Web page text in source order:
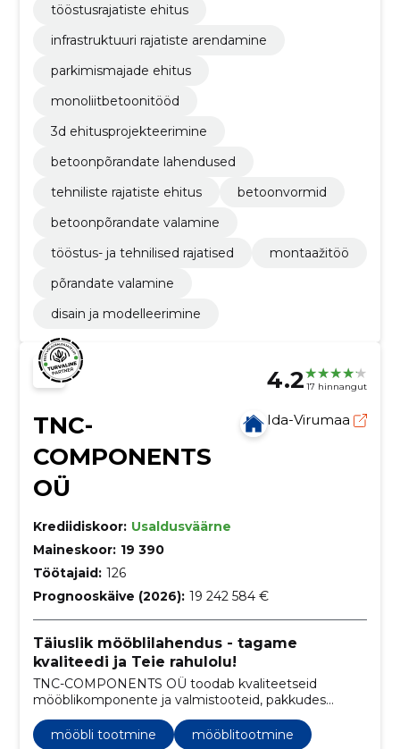
tööstusrajatiste ehitus
infrastruktuuri rajatiste arendamine
parkimismajade ehitus
monoliitbetoonitööd
3d ehitusprojekteerimine
betoonpõrandate lahendused
tehniliste rajatiste ehitus
betoonvormid
betoonpõrandate valamine
tööstus- ja tehnilised rajatised
montaažitöö
põrandate valamine
disain ja modelleerimine
4.2 17 hinnangut
TNC-
COMPONENTS
OÜ
Ida-Virumaa
Krediidiskoor: Usaldusväärne
Maineskoor: 19 390
Töötajaid: 126
Prognooskäive (2026): 19 242 584 €
Täiuslik mööblilahendus - tagame
kvaliteedi ja Teie rahulolu!
TNC-COMPONENTS OÜ toodab kvaliteetseid
mööblikomponente ja valmistooteid, pakkudes
usaldusväärset tarnet, konkurentsivõimelisi hindu
ning kliendipõhist lähenemist.
mööbli tootmine
mööblitootmine